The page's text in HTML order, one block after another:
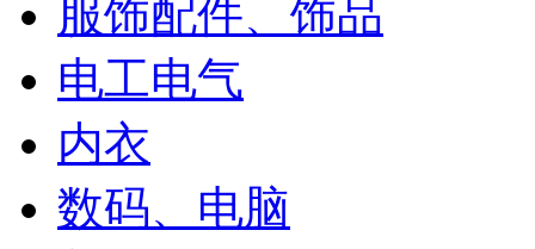
服饰配件、饰品
电工电气
内衣
数码、电脑